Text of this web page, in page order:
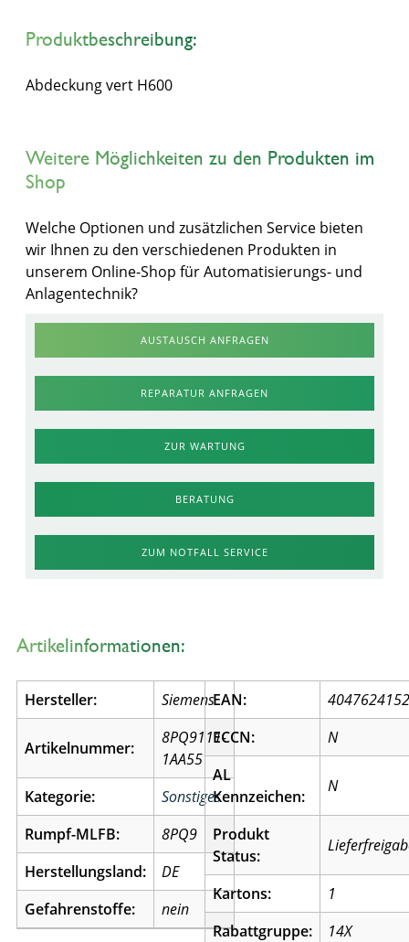
Produktbeschreibung:
Abdeckung vert H600
Weitere Möglichkeiten zu den Produkten im
Shop
Welche Optionen und zusätzlichen Service bieten
wir Ihnen zu den verschiedenen Produkten in
unserem Online-Shop für Automatisierungs- und
Anlagentechnik?
AUSTAUSCH ANFRAGEN
REPARATUR ANFRAGEN
ZUR WARTUNG
BERATUNG
ZUM NOTFALL SERVICE
Artikelinformationen:
Hersteller: Siemens
Artikelnummer:
8PQ9111-
1AA55
Kategorie:
Sonstiges
Rumpf-MLFB:
8PQ9
Herstellungsland:
DE
Gefahrenstoffe:
nein
EAN:
ECCN:
N
AL
Kennzeichen:
N
Produkt
Status:
Kartons:
1
Rabattgruppe:
14X